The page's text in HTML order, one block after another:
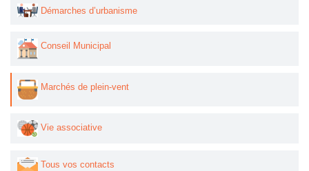
Démarches d’urbanisme
Conseil Municipal
Marchés de plein-vent
Vie associative
Tous vos contacts